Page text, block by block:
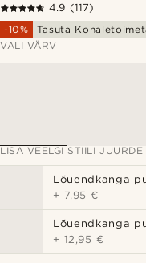
4.9 (117)
-10%
Tasuta
VALI VÄRV
LISA VEELGI STIILI JUURDE
Lõuendkanga
+ 7,95 €
Lõuendkanga
+ 12,95 €